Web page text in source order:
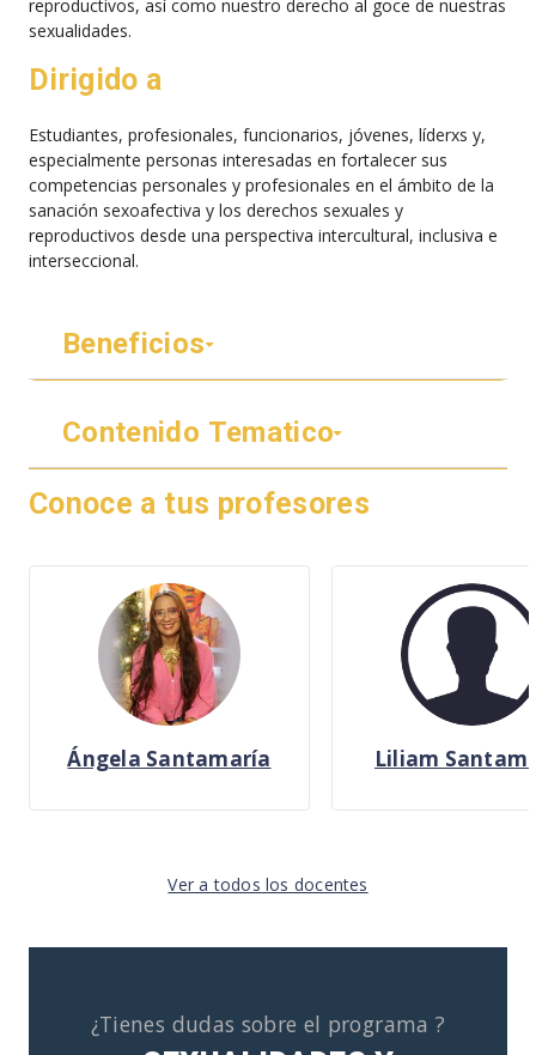
reproductivos, así como nuestro derecho al goce de nuestras
sexualidades.
Dirigido a
Estudiantes, profesionales, funcionarios, jóvenes, líderxs y,
especialmente personas interesadas en fortalecer sus
competencias personales y profesionales en el ámbito de la
sanación sexoafectiva y los derechos sexuales y
reproductivos desde una perspectiva intercultural, inclusiva e
interseccional.
Beneficios
Contenido Tematico
Conoce a tus profesores
Ángela Santamaría Liliam
Ver a todos los docentes
¿Tienes dudas sobre el programa ?